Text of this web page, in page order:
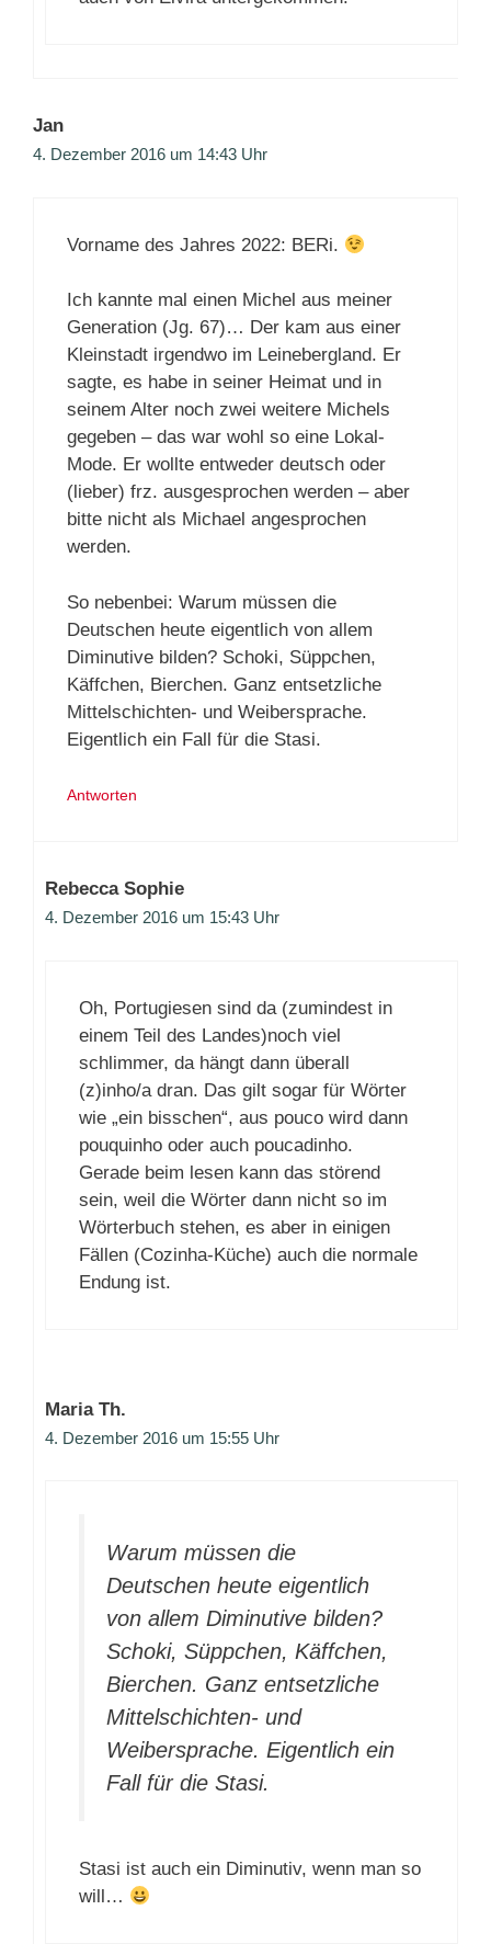
Jan
4. Dezember 2016 um 14:43 Uhr
Vorname des Jahres 2022: BERi.
Ich kannte mal einen Michel aus meiner
Generation (Jg. 67)… Der kam aus einer
Kleinstadt irgendwo im Leinebergland. Er
sagte, es habe in seiner Heimat und in
seinem Alter noch zwei weitere Michels
gegeben – das war wohl so eine Lokal-
Mode. Er wollte entweder deutsch oder
(lieber) frz. ausgesprochen werden – aber
bitte nicht als Michael angesprochen
werden.
So nebenbei: Warum müssen die
Deutschen heute eigentlich von allem
Diminutive bilden? Schoki, Süppchen,
Käffchen, Bierchen. Ganz entsetzliche
Mittelschichten- und Weibersprache.
Eigentlich ein Fall für die Stasi.
Antworten
Rebecca Sophie
4. Dezember 2016 um 15:43 Uhr
Oh, Portugiesen sind da (zumindest in
einem Teil des Landes)noch viel
schlimmer, da hängt dann überall
(z)inho/a dran. Das gilt sogar für Wörter
wie „ein bisschen“, aus pouco wird dann
pouquinho oder auch poucadinho.
Gerade beim lesen kann das störend
sein, weil die Wörter dann nicht so im
Wörterbuch stehen, es aber in einigen
Fällen (Cozinha-Küche) auch die normale
Endung ist.
Maria Th.
4. Dezember 2016 um 15:55 Uhr
Warum müssen die
Deutschen heute eigentlich
von allem Diminutive bilden?
Schoki, Süppchen, Käffchen,
Bierchen. Ganz entsetzliche
Mittelschichten- und
Weibersprache. Eigentlich ein
Fall für die Stasi.
Stasi ist auch ein Diminutiv, wenn man so
will…